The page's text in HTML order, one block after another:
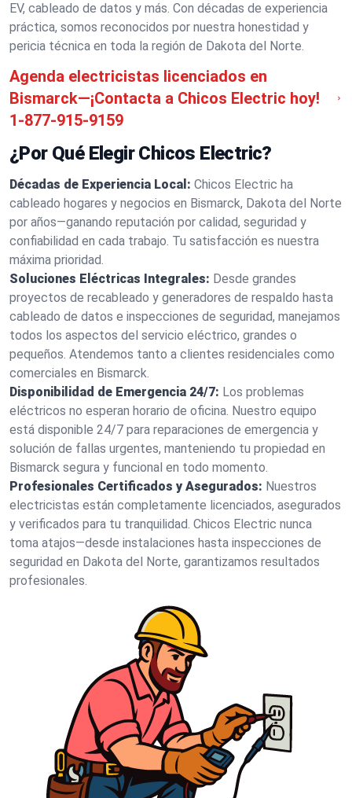
EV, cableado de datos y más. Con décadas de experiencia
práctica, somos reconocidos por nuestra honestidad y
pericia técnica en toda la región de Dakota del Norte.
Agenda electricistas licenciados en
Bismarck—¡Contacta a Chicos Electric hoy!
1-877-915-9159
¿Por Qué Elegir Chicos Electric?
Décadas de Experiencia Local: Chicos Electric ha
cableado hogares y negocios en Bismarck, Dakota del Norte
por años—ganando reputación por calidad, seguridad y
confiabilidad en cada trabajo. Tu satisfacción es nuestra
máxima prioridad.
Soluciones Eléctricas Integrales: Desde grandes
proyectos de recableado y generadores de respaldo hasta
cableado de datos e inspecciones de seguridad, manejamos
todos los aspectos del servicio eléctrico, grandes o
pequeños. Atendemos tanto a clientes residenciales como
comerciales en Bismarck.
Disponibilidad de Emergencia 24/7: Los problemas
eléctricos no esperan horario de oficina. Nuestro equipo
está disponible 24/7 para reparaciones de emergencia y
solución de fallas urgentes, manteniendo tu propiedad en
Bismarck segura y funcional en todo momento.
Profesionales Certificados y Asegurados: Nuestros
electricistas están completamente licenciados, asegurados
y verificados para tu tranquilidad. Chicos Electric nunca
toma atajos—desde instalaciones hasta inspecciones de
seguridad en Dakota del Norte, garantizamos resultados
profesionales.